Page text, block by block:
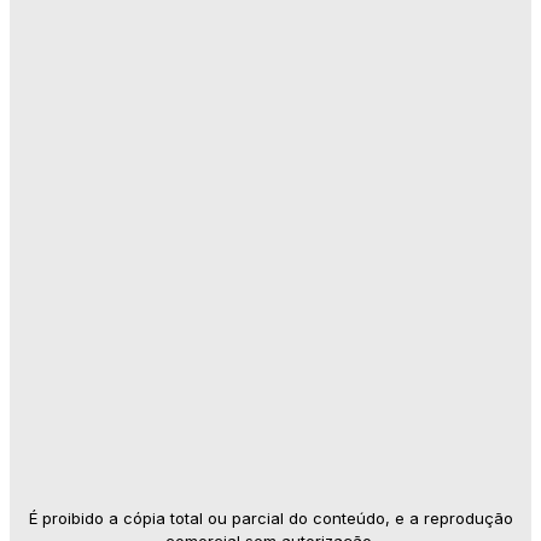
É proibido a cópia total ou parcial do conteúdo, e a reprodução